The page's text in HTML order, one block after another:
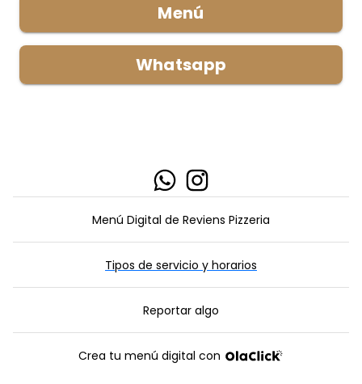
Menú
Whatsapp
IR AL ENLACEIR AL ENLACE
Menú Digital de Reviens Pizzeria
Tipos de servicio y horarios
Reportar algo
Crea tu menú digital con